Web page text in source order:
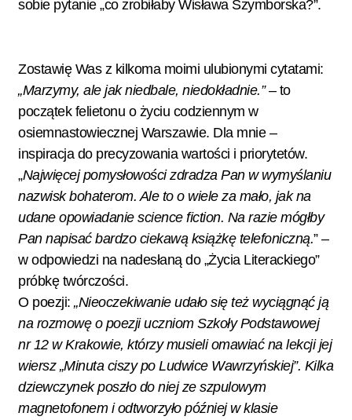
sobie pytanie „co zrobiłaby Wisława Szymborska?”.
Zostawię Was z kilkoma moimi ulubionymi cytatami:
„Marzymy, ale jak niedbale, niedokładnie.”– to
początek felietonu o życiu codziennym w
osiemnastowiecznej Warszawie. Dla mnie –
inspiracja do precyzowania wartości i priorytetów.
„Najwięcej pomysłowości zdradza Pan w wymyślaniu
nazwisk bohaterom. Ale to o wiele za mało, jak na
udane opowiadanie science fiction. Na razie mógłby
Pan napisać bardzo ciekawą książkę telefoniczną.” –
w odpowiedzi na nadesłaną do „Życia Literackiego”
próbkę twórczości.
O poezji: „Nieoczekiwanie udało się też wyciągnąć ją
na rozmowę o poezji uczniom Szkoły Podstawowej
nr 12 w Krakowie, którzy musieli omawiać na lekcji jej
wiersz „Minuta ciszy po Ludwice Wawrzyńskiej”. Kilka
dziewczynek poszło do niej ze szpulowym
magnetofonem i odtworzyło później w klasie